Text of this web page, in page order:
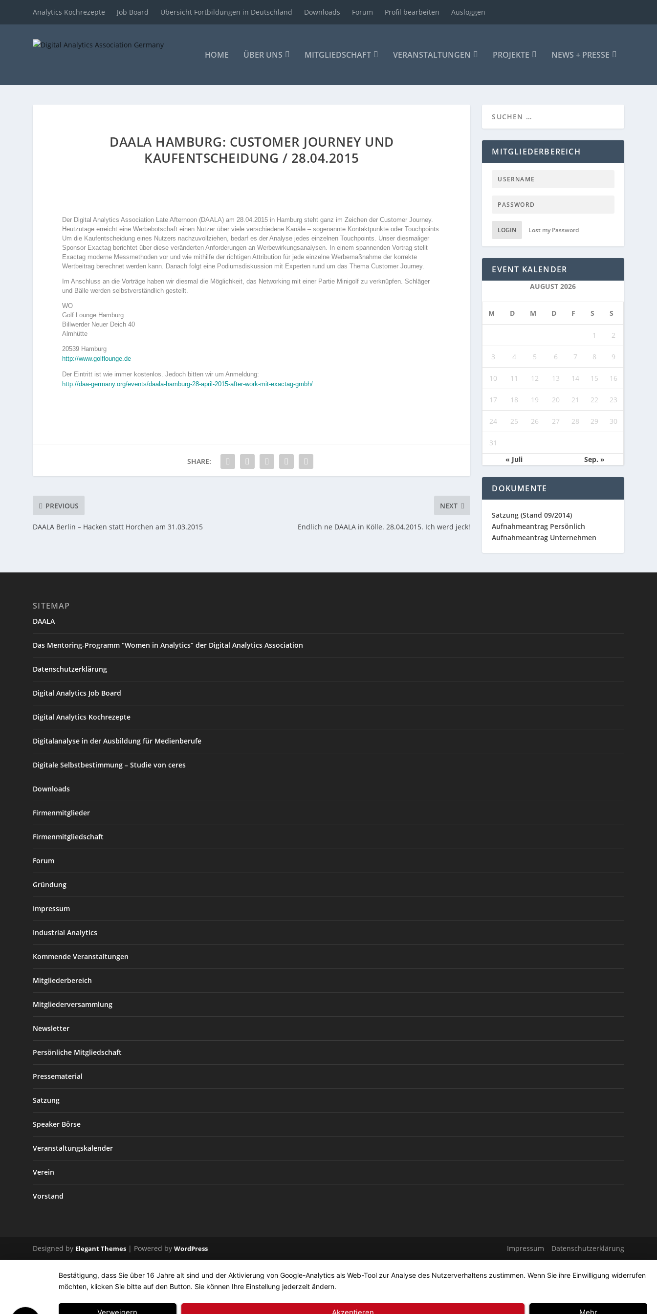
Analytics Kochrezepte Job Board Übersicht Fortbildungen in Deutschland Downloads Forum Profil bearbeiten Ausloggen
HOME ÜBER UNS MITGLIEDSCHAFT VERANSTALTUNGEN PROJEKTE NEWS + PRESSE
DAALA HAMBURG: CUSTOMER JOURNEY UND
KAUFENTSCHEIDUNG / 28.04.2015
Der Digital Analytics Association Late Afternoon (DAALA) am 28.04.2015 in Hamburg steht ganz im Zeichen der Customer Journey.
Heutzutage erreicht eine Werbebotschaft einen Nutzer über viele verschiedene Kanäle – sogenannte Kontaktpunkte oder Touchpoints.
Um die Kaufentscheidung eines Nutzers nachzuvollziehen, bedarf es der Analyse jedes einzelnen Touchpoints. Unser diesmaliger
Sponsor Exactag berichtet über diese veränderten Anforderungen an Werbewirkungsanalysen. In einem spannenden Vortrag stellt
Exactag moderne Messmethoden vor und wie mithilfe der richtigen Attribution für jede einzelne Werbemaßnahme der korrekte
Wertbeitrag berechnet werden kann. Danach folgt eine Podiumsdiskussion mit Experten rund um das Thema Customer Journey.
Im Anschluss an die Vorträge haben wir diesmal die Möglichkeit, das Networking mit einer Partie Minigolf zu verknüpfen. Schläger
und Bälle werden selbstverständlich gestellt.
WO
Golf Lounge Hamburg
Billwerder Neuer Deich 40
Almhütte
20539 Hamburg
http://www.golflounge.de
Der Eintritt ist wie immer kostenlos. Jedoch bitten wir um Anmeldung:
http://daa-germany.org/events/daala-hamburg-28-april-2015-after-work-mit-exactag-gmbh/
SHARE:
PREVIOUS
DAALA Berlin – Hacken statt Horchen am 31.03.2015
NEXT
Endlich ne DAALA in Kölle. 28.04.2015. Ich werd jeck!
MITGLIEDERBEREICH
LOGIN Lost my Password
EVENT KALENDER
AUGUST 2026
M D M D F S S
1 2
3 4 5 6 7 8 9
10 11 12 13 14 15 16
17 18 19 20 21 22 23
24 25 26 27 28 29 30
31
« Juli
Sep. »
DOKUMENTE
Satzung (Stand 09/2014)
Aufnahmeantrag Persönlich
Aufnahmeantrag Unternehmen
SITEMAP
DAALA
Das Mentoring-Programm “Women in Analytics” der Digital Analytics Association
Datenschutzerklärung
Digital Analytics Job Board
Digital Analytics Kochrezepte
Digitalanalyse in der Ausbildung für Medienberufe
Digitale Selbstbestimmung – Studie von ceres
Downloads
Firmenmitglieder
Firmenmitgliedschaft
Forum
Gründung
Impressum
Industrial Analytics
Kommende Veranstaltungen
Mitgliederbereich
Mitgliederversammlung
Newsletter
Persönliche Mitgliedschaft
Pressematerial
Satzung
Speaker Börse
Veranstaltungskalender
Verein
Vorstand
Designed by Elegant Themes | Powered byWordPress Impressum Datenschutzerklärung
Bestätigung, dass Sie über 16 Jahre alt sind und der Aktivierung von Google-Analytics als Web-Tool zur Analyse des Nutzerverhaltens zustimmen. Wenn Sie ihre Einwilligung widerrufen
möchten, klicken Sie bitte auf den Button. Sie können Ihre Einstellung jederzeit ändern.